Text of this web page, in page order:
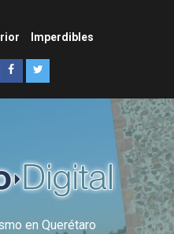
Imperdibles
en Querétaro